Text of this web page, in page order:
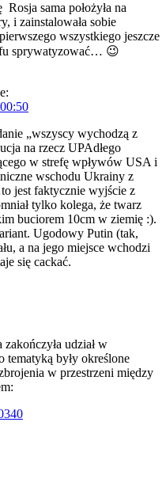
sama położyła na
i zainstalowała sobie
wszystkiego jeszcze
sprywatyzować… 😉
„wszyscy wychodzą z
na rzecz UPAdłego
w strefę wpływów USA i
wschodu Ukrainy z
jest faktycznie wyjście z
tylko kolega, że twarz
buciorem 10cm w ziemię :).
Ugodowy Putin (tak,
a na jego miejsce wchodzi
się cackać.
udział w
tematyką były określone
w przestrzeni między